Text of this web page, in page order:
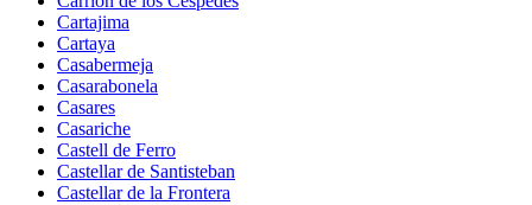
Cartajima
Cartaya
Casabermeja
Casarabonela
Casares
Casariche
Castell de Ferro
Castellar de Santisteban
Castellar de la Frontera